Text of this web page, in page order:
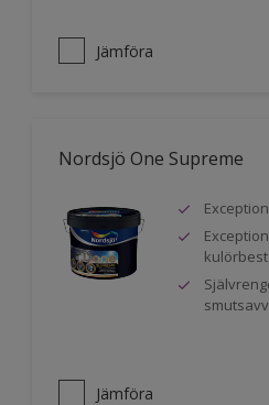
Jämföra
Nordsjö One Supreme
Jämföra